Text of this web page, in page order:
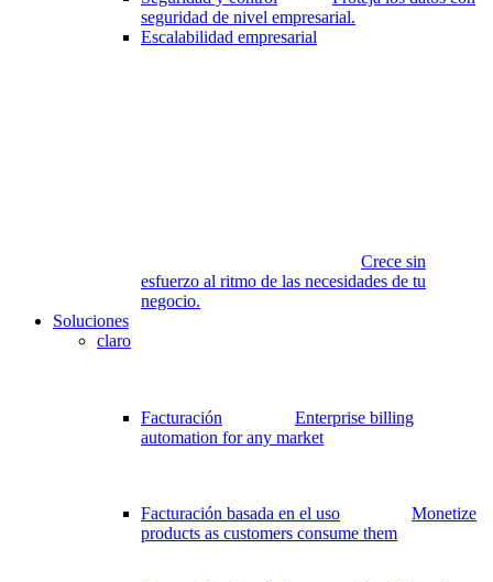
seguridad de nivel empresarial.
Escalabilidad empresarial
Crece sin
esfuerzo al ritmo de las necesidades de tu
negocio.
Soluciones
claro
Facturación
Enterprise billing
automation for any market
Facturación basada en el uso
Monetize
products as customers consume them